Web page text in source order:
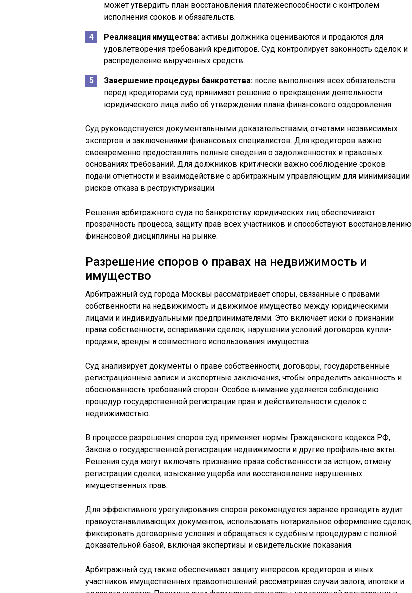
может утвердить план восстановления платежеспособности с контролем
исполнения сроков и обязательств.
Реализация имущества: активы должника оцениваются и продаются для
удовлетворения требований кредиторов. Суд контролирует законность сделок и
распределение вырученных средств.
Завершение процедуры банкротства: после выполнения всех обязательств
перед кредиторами суд принимает решение о прекращении деятельности
юридического лица либо об утверждении плана финансового оздоровления.
Суд руководствуется документальными доказательствами, отчетами независимых
экспертов и заключениями финансовых специалистов. Для кредиторов важно
своевременно предоставлять полные сведения о задолженностях и правовых
основаниях требований. Для должников критически важно соблюдение сроков
подачи отчетности и взаимодействие с арбитражным управляющим для минимизации
рисков отказа в реструктуризации.
Решения арбитражного суда по банкротству юридических лиц обеспечивают
прозрачность процесса, защиту прав всех участников и способствуют восстановлению
финансовой дисциплины на рынке.
Разрешение споров о правах на недвижимость и
имущество
Арбитражный суд города Москвы рассматривает споры, связанные с правами
собственности на недвижимость и движимое имущество между юридическими
лицами и индивидуальными предпринимателями. Это включает иски о признании
права собственности, оспаривании сделок, нарушении условий договоров купли-
продажи, аренды и совместного использования имущества.
Суд анализирует документы о праве собственности, договоры, государственные
регистрационные записи и экспертные заключения, чтобы определить законность и
обоснованность требований сторон. Особое внимание уделяется соблюдению
процедур государственной регистрации прав и действительности сделок с
недвижимостью.
В процессе разрешения споров суд применяет нормы Гражданского кодекса РФ,
Закона о государственной регистрации недвижимости и другие профильные акты.
Решения суда могут включать признание права собственности за истцом, отмену
регистрации сделки, взыскание ущерба или восстановление нарушенных
имущественных прав.
Для эффективного урегулирования споров рекомендуется заранее проводить аудит
правоустанавливающих документов, использовать нотариальное оформление сделок,
фиксировать договорные условия и обращаться к судебным процедурам с полной
доказательной базой, включая экспертизы и свидетельские показания.
Арбитражный суд также обеспечивает защиту интересов кредиторов и иных
участников имущественных правоотношений, рассматривая случаи залога, ипотеки и